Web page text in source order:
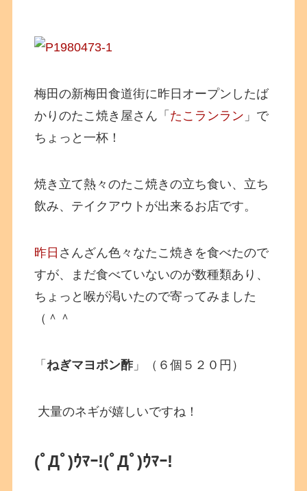
梅田の新梅田食道街に昨日オープンしたば
かりのたこ焼き屋さん「 たこランラン 」で
ちょっと一杯！
焼き立て熱々のたこ焼きの立ち食い、立ち
飲み、テイクアウトが出来るお店です。
昨日 さんざん色々なたこ焼きを食べたので
すが、まだ食べていないのが数種類あり、
ちょっと喉が渇いたので寄ってみました
（＾＾
「 ねぎマヨポン酢」（６個５２０円）
大量のネギが嬉しいですね！
(ﾟДﾟ)ｳﾏｰ!(ﾟДﾟ)ｳﾏｰ!